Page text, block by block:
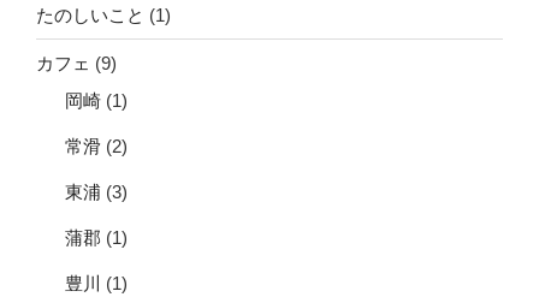
たのしいこと (1)
カフェ (9)
岡崎 (1)
常滑 (2)
東浦 (3)
蒲郡 (1)
豊川 (1)